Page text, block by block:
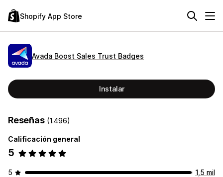
Shopify App Store
Avada Boost Sales Trust Badges
Instalar
Reseñas (1.496)
Calificación general
5
5
1,5 mil